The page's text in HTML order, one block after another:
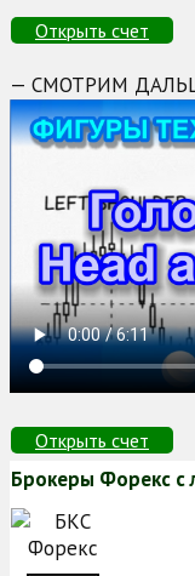
Открыть счет
— СМОТРИМ
Открыть счет
Брокеры Форекс с